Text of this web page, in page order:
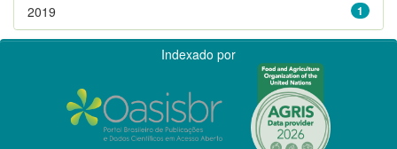
1
2019
Indexado por